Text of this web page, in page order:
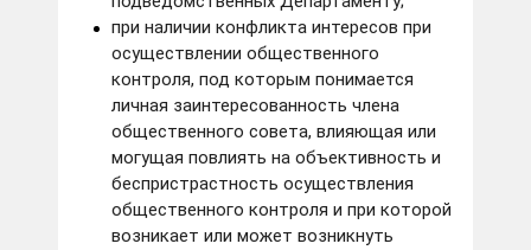
при наличии конфликта интересов при
осуществлении общественного
контроля, под которым понимается
личная заинтересованность члена
общественного совета, влияющая или
могущая повлиять на объективность и
беспристрастность осуществления
общественного контроля и при которой
возникает или может возникнуть